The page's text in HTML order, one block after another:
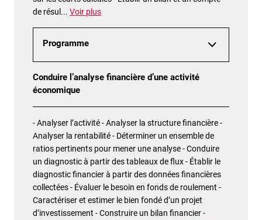
de résul ... Voir plus
Programme
Conduire l’analyse financière d’une activité
économique
- Analyser l’activité - Analyser la structure financière -
Analyser la rentabilité - Déterminer un ensemble de
ratios pertinents pour mener une analyse - Conduire
un diagnostic à partir des tableaux de flux - Établir le
diagnostic financier à partir des données financières
collectées - Évaluer le besoin en fonds de roulement -
Caractériser et estimer le bien fondé d’un projet
d’investissement - Construire un bilan financier -